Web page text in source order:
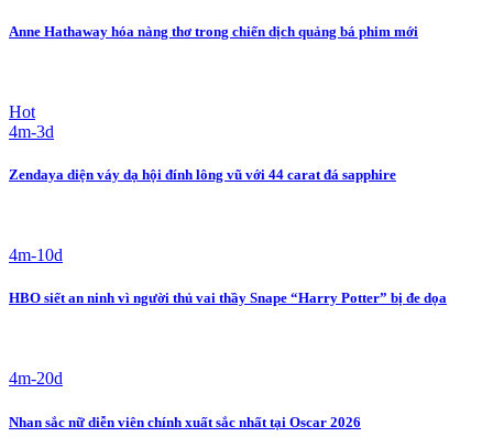
Anne Hathaway hóa nàng thơ trong chiến dịch quảng bá phim mới
Hot
4m-3d
Zendaya diện váy dạ hội đính lông vũ với 44 carat đá sapphire
4m-10d
HBO siết an ninh vì người thủ vai thầy Snape “Harry Potter” bị đe dọa
4m-20d
Nhan sắc nữ diễn viên chính xuất sắc nhất tại Oscar 2026